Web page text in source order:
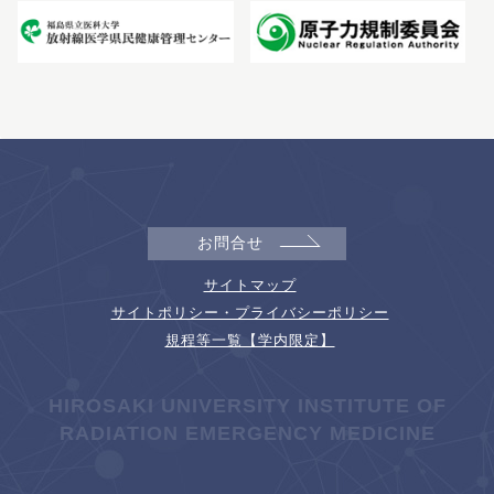
お問合せ
サイトマップ
サイトポリシー・プライバシーポリシー
規程等一覧【学内限定】
HIROSAKI UNIVERSITY INSTITUTE OF
RADIATION EMERGENCY MEDICINE